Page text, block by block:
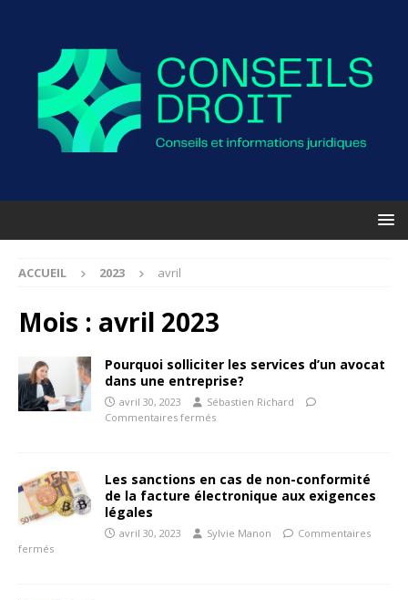
ACCUEIL 2023 avril
Mois : avril 2023
Pourquoi solliciter les services d’un avocat
dans une entreprise?
avril 30, 2023
Sébastien Richard
Commentaires fermés
Les sanctions en cas de non-conformité
de la facture électronique aux exigences
légales
avril 30, 2023 Sylvie Manon
Commentaires
fermés